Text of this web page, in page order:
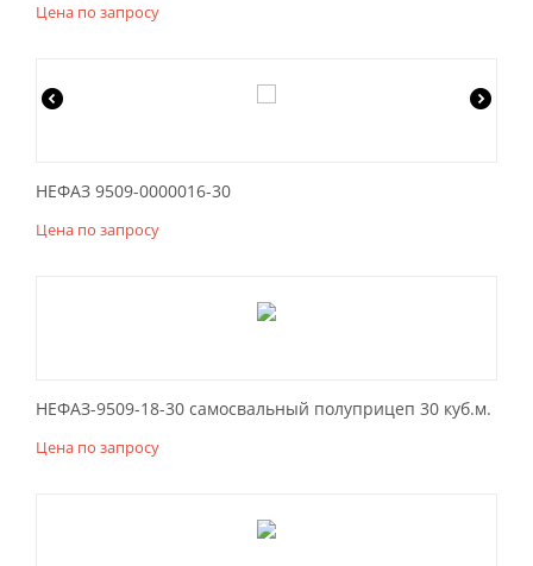
Цена по запросу
НЕФАЗ 9509-0000016-30
Цена по запросу
НЕФАЗ-9509-18-30 самосвальный полуприцеп 30 куб.м.
Цена по запросу